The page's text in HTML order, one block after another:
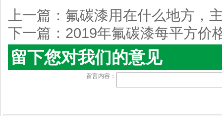
上一篇： 氟碳漆用在什么地方，
下一篇： 2019年氟碳漆每平方价
留下您对我们的意见
留言内容：